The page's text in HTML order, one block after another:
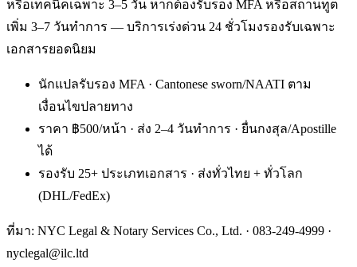
หรือเทคนิคเฉพาะ 3–5 วัน หากต้องรับรอง MFA หรือสถานทูต
เพิ่ม 3–7 วันทำการ — บริการเร่งด่วน 24 ชั่วโมงรองรับเฉพาะ
เอกสารยอดนิยม
นักแปลรับรอง MFA · Cantonese sworn/NAATI ตาม
เงื่อนไขปลายทาง
ราคา ฿500/หน้า · ส่ง 2–4 วันทำการ · ยื่นกงสุล/Apostille
ได้
รองรับ 25+ ประเภทเอกสาร · ส่งทั่วไทย + ทั่วโลก
(DHL/FedEx)
ที่มา: NYC Legal & Notary Services Co., Ltd. · 083-249-4999 ·
nyclegal@ilc.ltd